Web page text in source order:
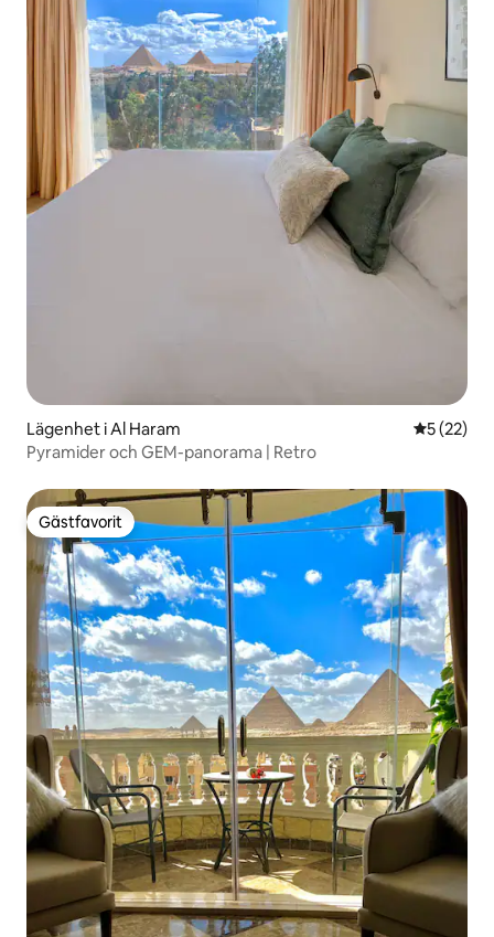
Lägenhet i Al Haram 5 av 5 i
5 (22)
Pyramider och GEM-panorama | Retro
Gästfavorit
Gästfavorit